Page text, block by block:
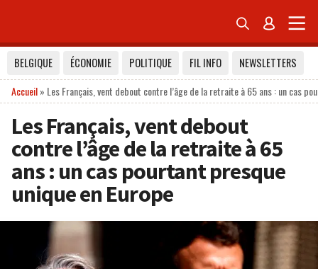
 
BELGIQUE ÉCONOMIE POLITIQUE FIL INFO
NEWSLETTERS
Accueil» Les Français, vent debout contre l’âge de la retraite à 65 ans : un cas
Les Français, vent debout
contre l’âge de la retraite à 65
ans : un cas pourtant presque
unique en Europe